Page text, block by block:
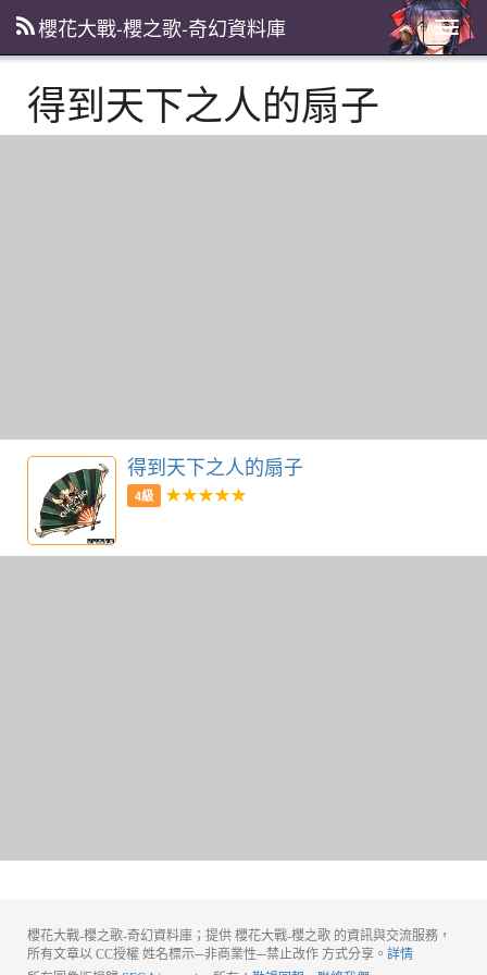
主
選
櫻花大戰-櫻之歌-奇幻資料庫
得到天下之人的扇子
得到天下之人的扇子
4級 ★★★★★
櫻花大戰-櫻之歌-奇幻資料庫；提供 櫻花大戰-櫻之歌 的資訊與交流服務，
所有文章以 CC授權 姓名標示─非商業性─禁止改作 方式分享。 詳情